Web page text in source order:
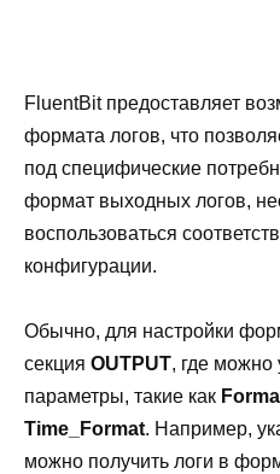
FluentBit предоставляет
формата логов, что
под специфические
формат выходных логов,
воспользоваться
конфигурации.
Обычно, для настройки
секция OUTPUT, где можно
параметры, такие как
Time_Format. Например,
можно получить логи в